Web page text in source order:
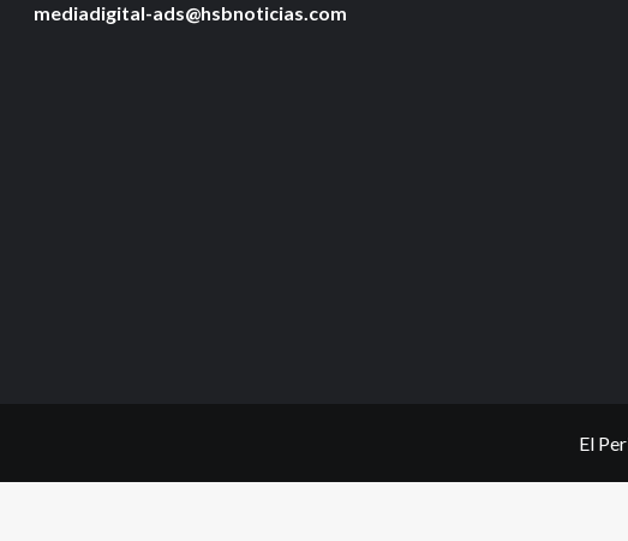
mediadigital-ads@hsbnoticias.com